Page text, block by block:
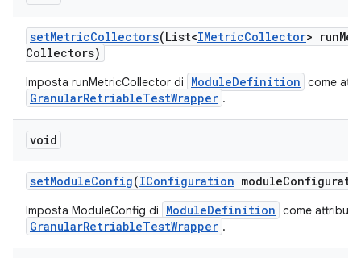
setMetricCollectors(List<IMetricCollector> run
Collectors)
Imposta runMetricCollector di ModuleDefinition come
GranularRetriableTestWrapper .
void
setModuleConfig(IConfiguration module
Imposta ModuleConfig di ModuleDefinition come attributo
GranularRetriableTestWrapper .